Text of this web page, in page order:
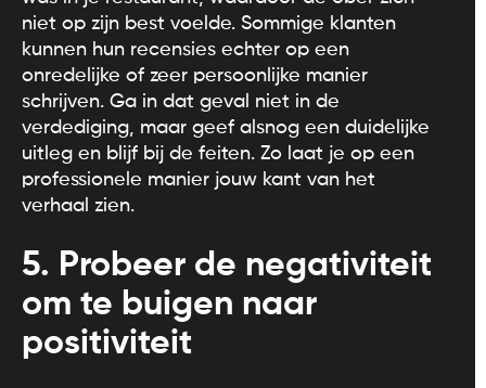
niet op zijn best voelde. Sommige klanten
kunnen hun recensies echter op een
onredelijke of zeer persoonlijke manier
schrijven. Ga in dat geval niet in de
verdediging, maar geef alsnog een duidelijke
uitleg en blijf bij de feiten. Zo laat je op een
professionele manier jouw kant van het
verhaal zien.
5. Probeer de negativiteit
om te buigen naar
positiviteit